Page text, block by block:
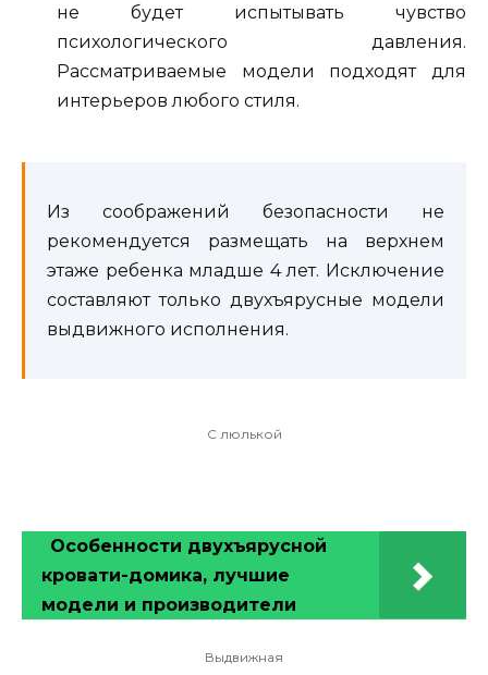
не будет испытывать чувство
психологического давления.
Рассматриваемые модели подходят для
интерьеров любого стиля.
Из соображений безопасности не
рекомендуется размещать на верхнем
этаже ребенка младше 4 лет. Исключение
составляют только двухъярусные модели
выдвижного исполнения.
С люлькой
Особенности двухъярусной
кровати-домика, лучшие
модели и производители
Выдвижная